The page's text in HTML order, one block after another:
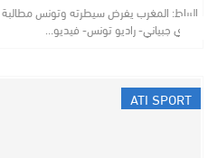
الرباط: المغرب يفرض سيطرته وتونس مطالبة
هادي جبياني- راديو تونس- فيديو…
ATI SPORT